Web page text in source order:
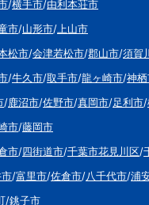
/横手市/由利本荘市
市/山形市/ 上山市
松市/会津若松市/郡山市/須賀
/牛久市/取手市/龍ヶ崎市/神
/鹿沼市/佐野市/真岡市/足利市/
市/藤岡市
市/四街道市/千葉市花見川区/
/富里市/佐倉市/八千代市/浦
/銚子市